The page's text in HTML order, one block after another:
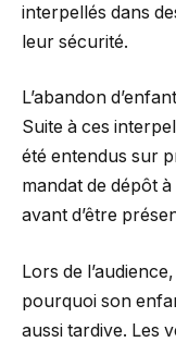
interpellés dans
leur sécurité.
L’abandon
Suite à ces
été entendus sur
mandat de dépôt
avant d’être
Lors de
pourquoi son
aussi tardive. Les